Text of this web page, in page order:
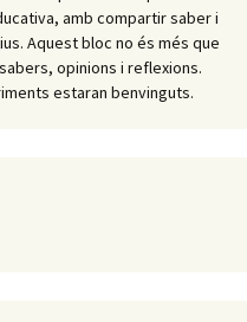
amb compartir saber i
Aquest bloc no és més que
opinions i reflexions.
estaran benvinguts.